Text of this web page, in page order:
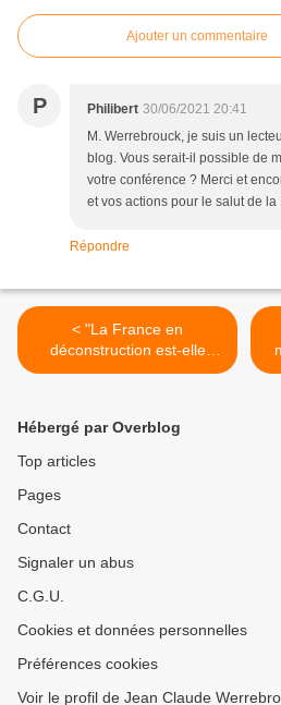
Ajouter un commentaire
P Philibert 30/06/2021 20:41
M. Werrebrouck, je suis un
blog. Vous serait-il possible de
votre conférence ? Merci et
et vos actions pour le salut de la
Répondre
< "La France en
déconstruction est-elle
reconstructible?"
Hébergé par Overblog
Top articles
Pages
Contact
Signaler un abus
C.G.U.
Cookies et données personnelles
Préférences cookies
Voir le profil de Jean Claude